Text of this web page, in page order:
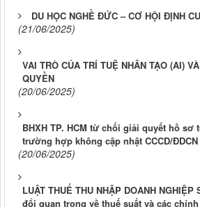
DU HỌC NGHỀ ĐỨC – CƠ HỘI ĐỊNH
(21/06/2025)
VAI TRÒ CỦA TRÍ TUỆ NHÂN TẠO (AI)
QUYỀN
(20/06/2025)
BHXH TP. HCM từ chối giải quyết hồ sơ
trường hợp không cập nhật CCCD/ĐDCN
(20/06/2025)
LUẬT THUẾ THU NHẬP DOANH
đổi quan trọng về thuế suất và các